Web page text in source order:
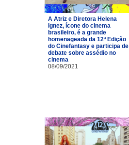
A Atriz e Diretora Helena
Ignez, ícone do cinema
brasileiro, é a grande
homenageada da 12ª Edição
do Cinefantasy e participa de
debate sobre assédio no
cinema
08/09/2021